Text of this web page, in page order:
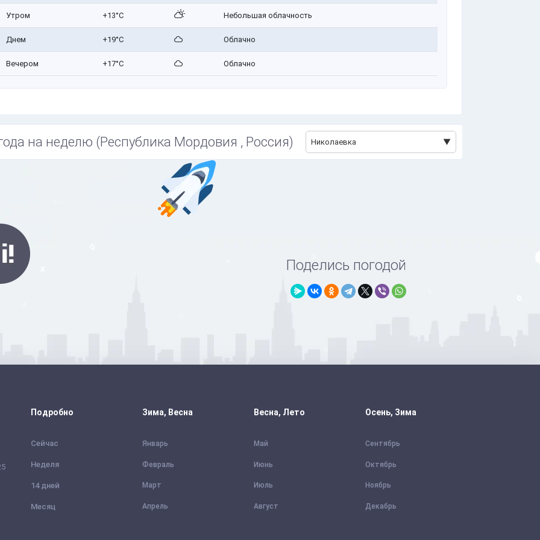
Утром +13°C Небольшая облачность
Днем +19°C Облачно
Вечером +17°C Облачно
на неделю (Республика Мордовия , Россия) Николаевка
Поделись погодой
Подробно
Сейчас
Неделя
14 дней
Месяц
Зима, Весна
Январь
Февраль
Март
Апрель
Весна, Лето
Май
Июнь
Июль
Август
Осень, Зима
Сентябрь
Октябрь
Ноябрь
Декабрь